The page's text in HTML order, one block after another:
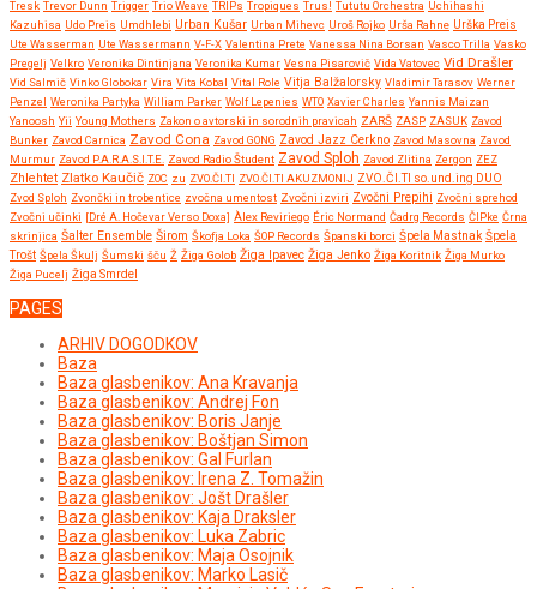
Tresk Trevor Dunn Trigger Trio Weave TRIPs Tropiques Trus! Tututu Orchestra Uchihashi
Kazuhisa Udo Preis Umdhlebi Urban Kušar Urban Mihevc Uroš Rojko Urša Rahne Urška Preis
Ute Wasserman Ute Wassermann V-F-X Valentina Prete Vanessa Nina Borsan Vasco Trilla Vasko
Pregelj Velkro Veronika Dintinjana Veronika Kumar Vesna Pisarovič Vida Vatovec Vid Drašler
Vid Salmič Vinko Globokar Vira Vita Kobal Vital Role Vitja Balžalorsky Vladimir Tarasov Werner
Penzel Weronika Partyka William Parker Wolf Lepenies WTO Xavier Charles Yannis Maizan
Yanoosh Yii Young Mothers Zakon o avtorski in sorodnih pravicah ZARŠ ZASP ZASUK Zavod
Bunker Zavod Carnica Zavod Cona Zavod GONG Zavod Jazz Cerkno Zavod Masovna Zavod
Murmur Zavod P.A.R.A.S.I.T.E. Zavod Radio Študent Zavod Sploh Zavod Zlitina Zergon ZEZ
Zhlehtet Zlatko Kaučič ZOC zu ZVO.ČI.TI ZVO.ČI.TI AKUZMONIJ ZVO.ČI.TI so.und.ing DUO
Zvod Sploh Zvončki in trobentice zvočna umentost Zvočni izviri Zvočni Prepihi Zvočni sprehod
Zvočni učinki [Dré A. Hočevar Verso Doxa] Àlex Reviriego Éric Normand Čadrg Records ČIPke Črna
skrinjica Šalter Ensemble Širom Škofja Loka ŠOP Records Španski borci Špela Mastnak Špela
Trošt Špela Škulj Šumski šču Ž Žiga Golob Žiga Ipavec Žiga Jenko Žiga Koritnik Žiga Murko
Žiga Pucelj Žiga Smrdel
PAGES
ARHIV DOGODKOV
Baza
Baza glasbenikov: Ana Kravanja
Baza glasbenikov: Andrej Fon
Baza glasbenikov: Boris Janje
Baza glasbenikov: Boštjan Simon
Baza glasbenikov: Gal Furlan
Baza glasbenikov: Irena Z. Tomažin
Baza glasbenikov: Jošt Drašler
Baza glasbenikov: Kaja Draksler
Baza glasbenikov: Luka Zabric
Baza glasbenikov: Maja Osojnik
Baza glasbenikov: Marko Lasič